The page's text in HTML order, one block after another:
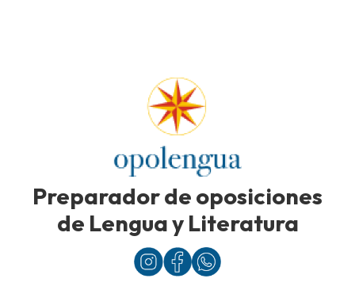
Preparador de oposiciones
de Lengua y Literatura